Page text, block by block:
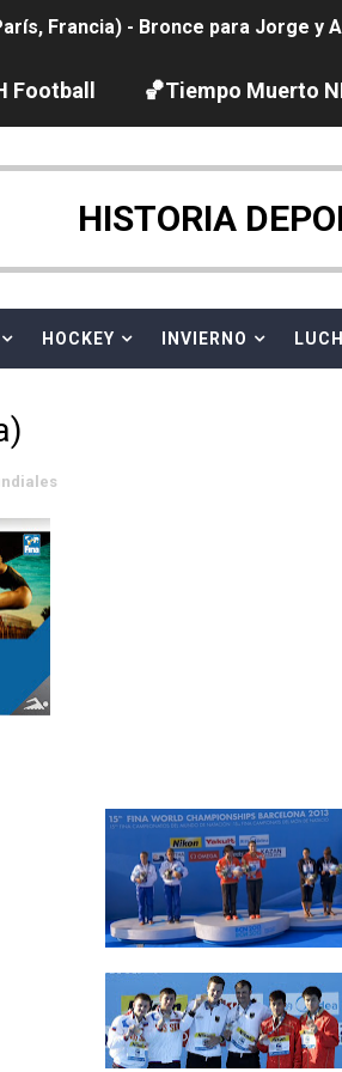
2026 (Estambul, Turquía)
2026 (París, Francia) - España
semana después a The
(París, Francia)
ponen fin al reinado por parejas de
Chad Gable y Baron Corbin en
Suiza) - Charlie Aldridge
Italia) - Rumanía, Alemania
Japón) - Estados Unidos
Jason Hotch como nuevo TNA
delegación italiana arrasa con 4
su primer título
Utah Talons son bicampeonas de
Football 🏀Tiempo Muerto
HISTORIA
HOCKEY INVIERNO